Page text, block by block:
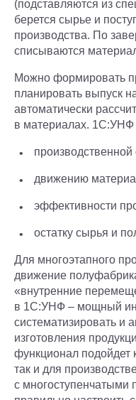
(подставляются из
берется сырье и
производства. По
списываются
Можно формировать
планировать выпуск
автоматически
в материалах. 1С:УНФ
производственной
движению
эффективности
остатку сырья и
Для многоэтапного
движение
«внутренние
в 1С:УНФ – мощный
систематизировать и
изготовления
функционал подойдет
так и для
с многоступенчатыми